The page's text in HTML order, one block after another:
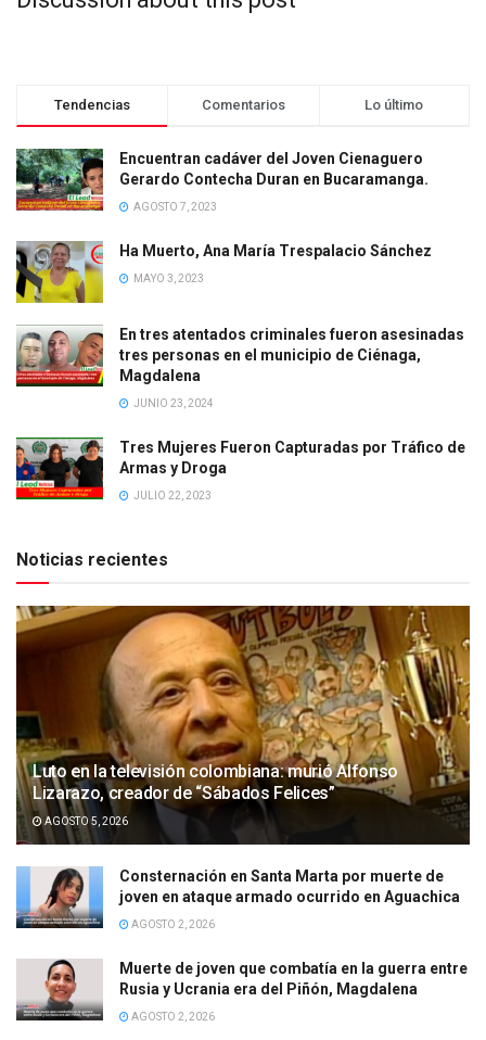
Tendencias Comentarios Lo último
Encuentran cadáver del Joven Cienaguero
Gerardo Contecha Duran en Bucaramanga.
AGOSTO 7, 2023
Ha Muerto, Ana María Trespalacio Sánchez
MAYO 3, 2023
En tres atentados criminales fueron asesinadas
tres personas en el municipio de Ciénaga,
Magdalena
JUNIO 23, 2024
Tres Mujeres Fueron Capturadas por Tráfico de
Armas y Droga
JULIO 22, 2023
Noticias recientes
Luto en la televisión colombiana: murió Alfonso
Lizarazo, creador de “Sábados Felices”
AGOSTO 5, 2026
Consternación en Santa Marta por muerte de
joven en ataque armado ocurrido en Aguachica
AGOSTO 2, 2026
Muerte de joven que combatía en la guerra entre
Rusia y Ucrania era del Piñón, Magdalena
AGOSTO 2, 2026